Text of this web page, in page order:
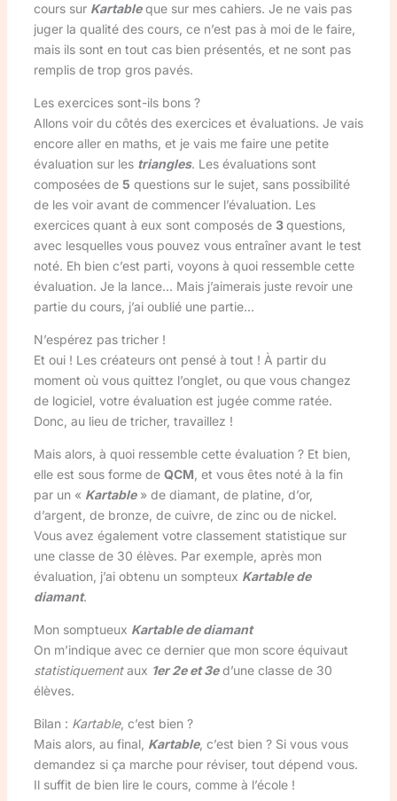
cours sur Kartableque sur mes cahiers. Je ne vais pas
juger la qualité des cours, ce n’est pas à moi de le faire,
mais ils sont en tout cas bien présentés, et ne sont pas
remplis de trop gros pavés.
Les exercices sont-ils bons ?
Allons voir du côtés des exercices et évaluations. Je vais
encore aller en maths, et je vais me faire une petite
évaluation sur les triangles. Les évaluations sont
composées de 5 questions sur le sujet, sans possibilité
de les voir avant de commencer l’évaluation. Les
exercices quant à eux sont composés de 3questions,
avec lesquelles vous pouvez vous entraîner avant le test
noté. Eh bien c’est parti, voyons à quoi ressemble cette
évaluation. Je la lance… Mais j’aimerais juste revoir une
partie du cours, j’ai oublié une partie…
N’espérez pas tricher !
Et oui ! Les créateurs ont pensé à tout ! À partir du
moment où vous quittez l’onglet, ou que vous changez
de logiciel, votre évaluation est jugée comme ratée.
Donc, au lieu de tricher, travaillez !
Mais alors, à quoi ressemble cette évaluation ? Et bien,
elle est sous forme de QCM, et vous êtes noté à la fin
par un « Kartable» de diamant, de platine, d’or,
d’argent, de bronze, de cuivre, de zinc ou de nickel.
Vous avez également votre classement statistique sur
une classe de 30 élèves. Par exemple, après mon
évaluation, j’ai obtenu un sompteux Kartable de
diamant.
Mon somptueux Kartable de diamant
On m’indique avec ce dernier que mon score équivaut
statistiquementaux 1er 2e et 3ed’une classe de 30
élèves.
Bilan : Kartable, c’est bien ?
Mais alors, au final, Kartable, c’est bien ? Si vous vous
demandez si ça marche pour réviser, tout dépend vous.
Il suffit de bien lire le cours, comme à l’école !